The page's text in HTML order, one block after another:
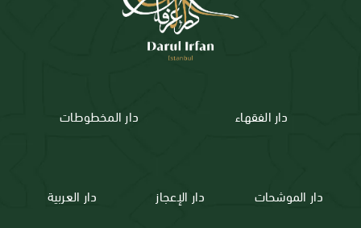
دار الفقهاء دار المخطوطات
دار الموشحات دار الإعجاز دار العربية